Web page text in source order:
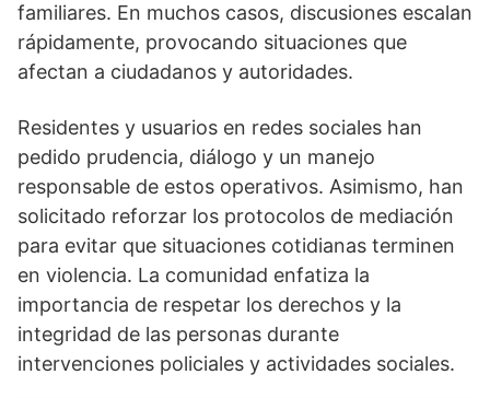
familiares. En muchos casos, discusiones escalan
rápidamente, provocando situaciones que
afectan a ciudadanos y autoridades.
Residentes y usuarios en redes sociales han
pedido prudencia, diálogo y un manejo
responsable de estos operativos. Asimismo, han
solicitado reforzar los protocolos de mediación
para evitar que situaciones cotidianas terminen
en violencia. La comunidad enfatiza la
importancia de respetar los derechos y la
integridad de las personas durante
intervenciones policiales y actividades sociales.